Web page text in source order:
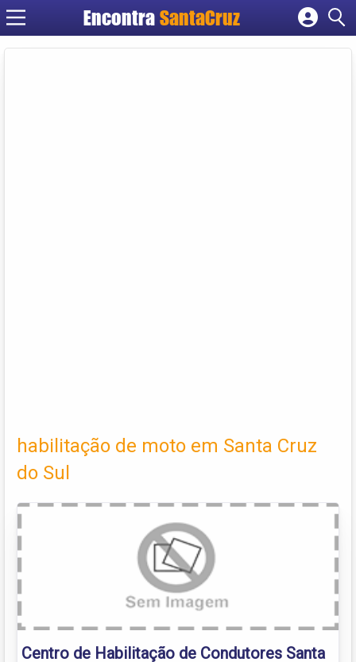
Encontra
Cadastrar empresa
habilitação de moto em Santa Cruz
do Sul
Centro de Habilitação de Condutores Santa